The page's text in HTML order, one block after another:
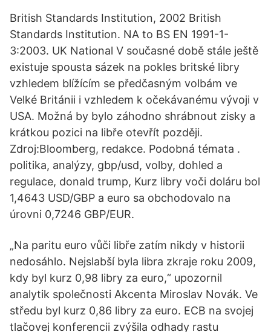
British Standards Institution, 2002 British
Standards Institution. NA to BS EN 1991-1-
3:2003. UK National V současné době stále ještě
existuje spousta sázek na pokles britské libry
vzhledem blížícím se předčasným volbám ve
Velké Británii i vzhledem k očekávanému vývoji v
USA. Možná by bylo záhodno shrábnout zisky a
krátkou pozici na libře otevřít později.
Zdroj:Bloomberg, redakce. Podobná témata .
politika, analýzy, gbp/usd, volby, dohled a
regulace, donald trump, Kurz libry voči doláru bol
1,4643 USD/GBP a euro sa obchodovalo na
úrovni 0,7246 GBP/EUR.
„Na paritu euro vůči libře zatím nikdy v historii
nedosáhlo. Nejslabší byla libra zkraje roku 2009,
kdy byl kurz 0,98 libry za euro,“ upozornil
analytik společnosti Akcenta Miroslav Novák. Ve
středu byl kurz 0,86 libry za euro. ECB na svojej
tlačovej konferencii zvýšila odhady rastu